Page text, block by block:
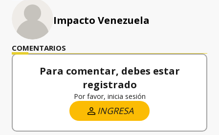
Impacto Venezuela
COMENTARIOS
Para comentar, debes estar
registrado
Por favor, inicia sesión
INGRESA